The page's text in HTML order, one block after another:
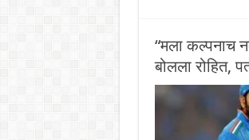
“मला कल्पनाच
बोलला रोहित,